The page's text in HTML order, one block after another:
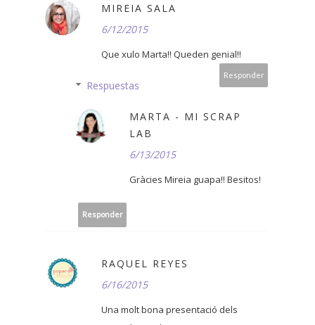
MIREIA SALA
6/12/2015
Que xulo Marta!! Queden genial!!
Responder
Respuestas
MARTA - MI SCRAP
LAB
6/13/2015
Gràcies Mireia guapa!! Besitos!
Responder
RAQUEL REYES
6/16/2015
Una molt bona presentació dels